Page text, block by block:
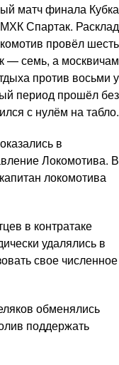
матч финала Кубка
Спартак. Расклад
провёл шесть
— семь, а москвичам
против восьми у
период прошёл без
с нулём на табло.
в
Локомотива. В
локомотива
в контратаке
удалялись в
свое численное
обменялись
поддержать